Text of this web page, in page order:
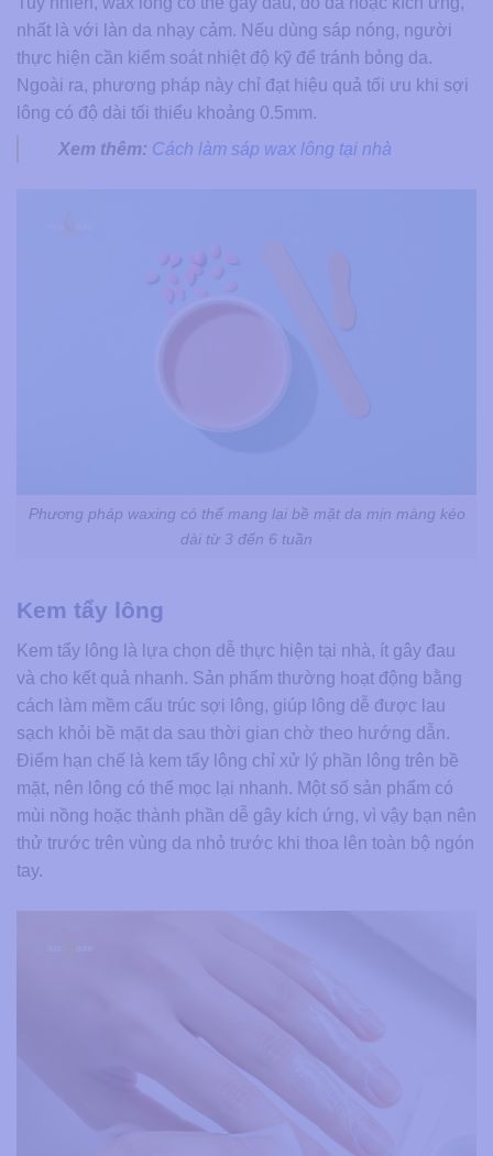
nhất là với làn da nhạy cảm. Nếu dùng sáp nóng, người
thực hiện cần kiểm soát nhiệt độ kỹ để tránh bỏng da.
Ngoài ra, phương pháp này chỉ đạt hiệu quả tối ưu khi sợi
lông có độ dài tối thiểu khoảng 0.5mm.
Xem thêm: Cách làm sáp wax lông tại nhà
Phương pháp waxing có thể mang lại bề mặt da mịn màng kéo
dài từ 3 đến 6 tuần
Kem tẩy lông
Kem tẩy lông là lựa chọn dễ thực hiện tại nhà, ít gây đau
và cho kết quả nhanh. Sản phẩm thường hoạt động bằng
cách làm mềm cấu trúc sợi lông, giúp lông dễ được lau
sạch khỏi bề mặt da sau thời gian chờ theo hướng dẫn.
Điểm hạn chế là kem tẩy lông chỉ xử lý phần lông trên bề
mặt, nên lông có thể mọc lại nhanh. Một số sản phẩm có
mùi nồng hoặc thành phần dễ gây kích ứng, vì vậy bạn nên
thử trước trên vùng da nhỏ trước khi thoa lên toàn bộ ngón
tay.